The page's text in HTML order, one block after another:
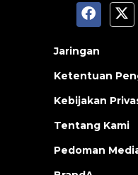
Jaringan
Ketentuan
Kebijakan
Tentang Kami
Pedoman